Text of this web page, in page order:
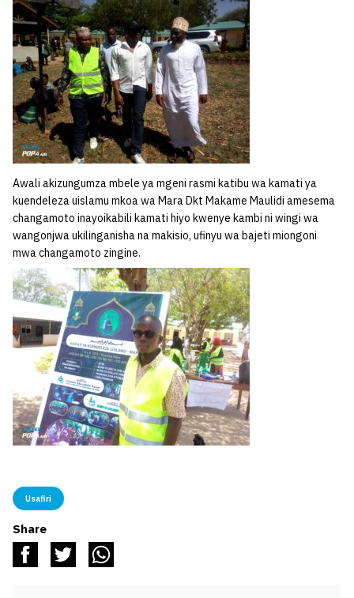
Awali akizungumza mbele ya mgeni rasmi katibu wa kamati ya
kuendeleza uislamu mkoa wa Mara Dkt Makame Maulidi amesema
changamoto inayoikabili kamati hiyo kwenye kambi ni wingi wa
wangonjwa ukilinganisha na makisio, ufinyu wa bajeti miongoni
mwa changamoto zingine.
Usafiri
Share